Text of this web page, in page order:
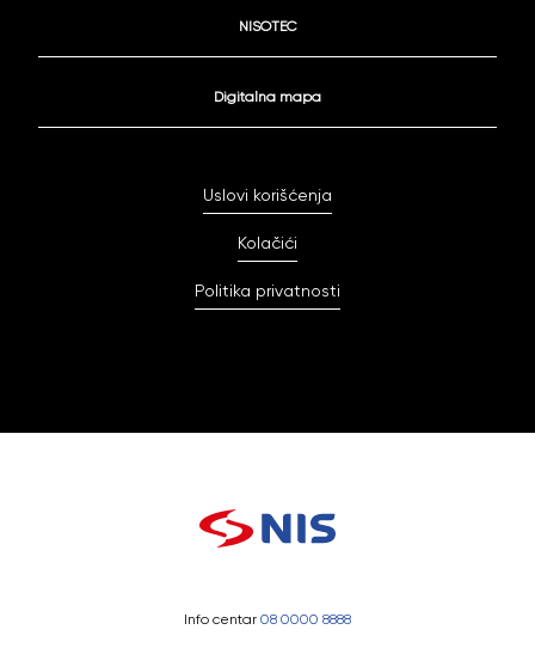
NISOTEC
Digitalna mapa
Uslovi korišćenja
Kolačići
Politika privatnosti
Info centar 08 0000 8888